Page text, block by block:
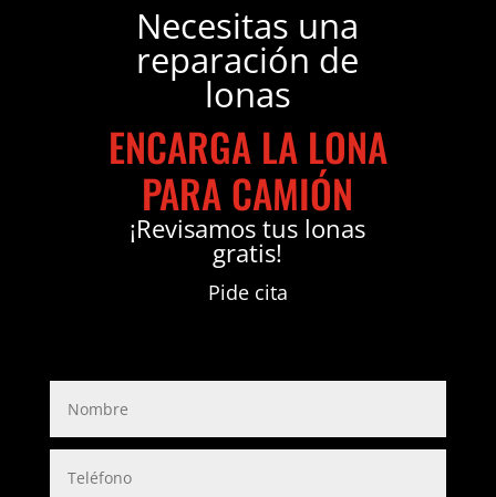
Necesitas una
reparación de
lonas
ENCARGA LA LONA
PARA CAMIÓN
¡Revisamos tus lonas
gratis!
Pide cita